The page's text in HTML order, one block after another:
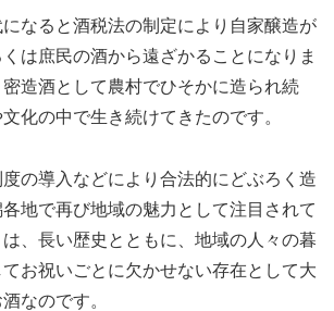
なると酒税法の制定により自家醸造が
は庶民の酒から遠ざかることになりま
造酒として農村でひそかに造られ続
化の中で生き続けてきたのです。
の導入などにより合法的にどぶろく造
地で再び地域の魅力として注目されて
、長い歴史とともに、地域の人々の暮
お祝いごとに欠かせない存在として大
なのです。